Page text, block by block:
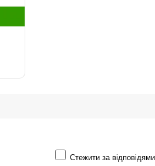
Стежити за відповідями